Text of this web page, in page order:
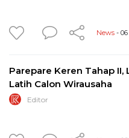
News - 06
Parepare Keren Tahap II,
Latih Calon Wirausaha
Editor